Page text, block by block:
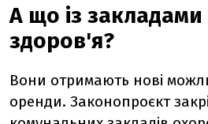
А що із
здоров'я?
Вони отримають нові
оренди. Законопроєкт